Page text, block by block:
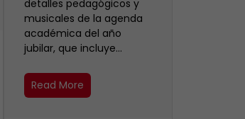
detalles pedagógicos y
musicales de la agenda
académica del año
jubilar, que incluye…
Read More